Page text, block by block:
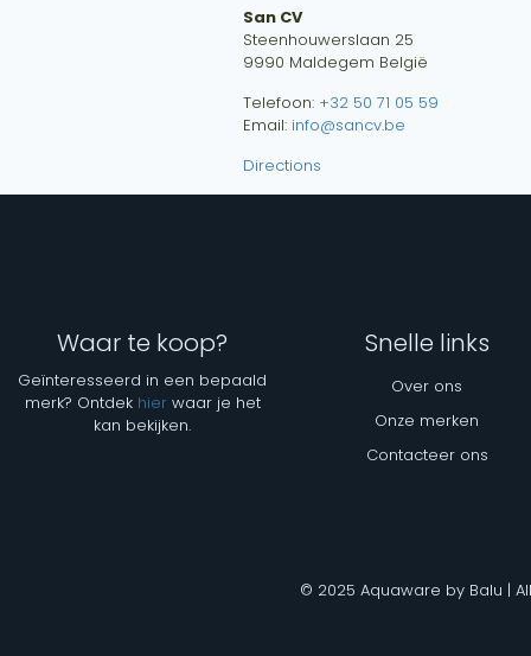
San CV
Steenhouwerslaan 25
9990 Maldegem België
Telefoon: +32 50 71 05 59
Email: info@sancv.be
Directions
Waar te koop?
Geïnteresseerd in een bepaald
merk? Ontdek hierwaar je het
kan bekijken.
Snelle links
Over ons
Onze merken
Contacteer ons
© 2025 Aquaware by Balu |